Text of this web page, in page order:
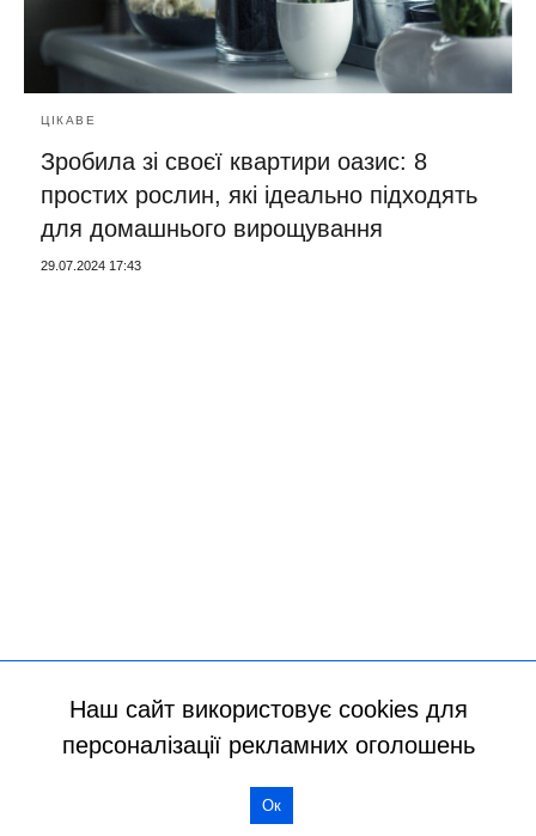
ЦІКАВЕ
Зробила зі своєї квартири оазис: 8
простих рослин, які ідеально підходять
для домашнього вирощування
29.07.2024 17:43
Наш сайт використовує cookies для
персоналізації рекламних оголошень
Ок